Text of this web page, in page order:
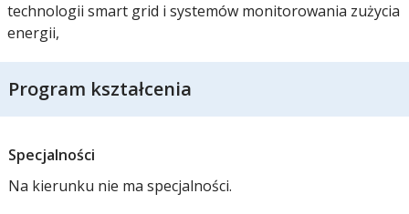
technologii smart grid i systemów monitorowania zużycia
energii,
Program kształcenia
Specjalności
Na kierunku nie ma specjalności.